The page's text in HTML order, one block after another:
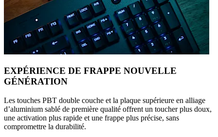
EXPÉRIENCE DE FRAPPE NOUVELLE
GÉNÉRATION
Les touches PBT double couche et la plaque supérieure en alliage
d’aluminium sablé de première qualité offrent un toucher plus doux,
une activation plus rapide et une frappe plus précise, sans
compromettre la durabilité.